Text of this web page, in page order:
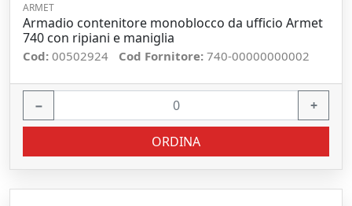
ARMET
Armadio contenitore monoblocco da ufficio Armet
740 con ripiani e maniglia
Cod: 00502924 Cod Fornitore: 740-00000000002
− +
ORDINA